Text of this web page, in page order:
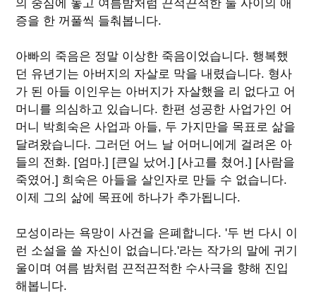
증을 한 꺼풀씩 들춰봅니다.
아빠의 죽음은 정말 이상한 죽음이었습니다. 행복했
던 유년기는 아버지의 자살로 막을 내렸습니다. 형사
가 된 아들 이인우는 아버지가 자살했을 리 없다고 어
머니를 의심하고 있습니다. 한편 성공한 사업가인 어
머니 박희숙은 사업과 아들, 두 가지만을 목표로 삶을
달려왔습니다. 그러던 어느 날 어머니에게 걸려온 아
들의 전화. [엄마.] [큰일 났어.] [사고를 쳤어.] [사람을
죽였어.] 희숙은 아들을 살인자로 만들 수 없습니다.
이제 그의 삶에 목표에 하나가 추가됩니다.
모성이라는 욕망이 사건을 은폐합니다. '두 번 다시 이
런 소설을 쓸 자신이 없습니다.'라는 작가의 말에 귀기
울이며 여름 밤처럼 끈적끈적한 수사극을 향해 진입
해봅니다.